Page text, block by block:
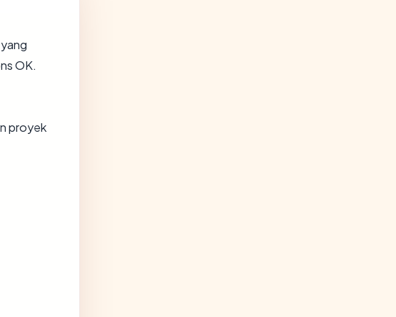
OK.
proyek